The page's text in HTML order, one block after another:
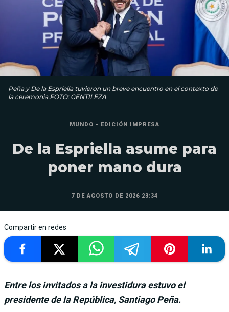
Peña y De la Espriella tuvieron un breve encuentro en el contexto de
la ceremonia.FOTO: GENTILEZA
MUNDO - EDICIÓN IMPRESA
De la Espriella asume para
poner mano dura
7 DE AGOSTO DE 2026 23:34
Compartir en redes
Entre los invitados a la investidura estuvo el
presidente de la República, Santiago Peña.